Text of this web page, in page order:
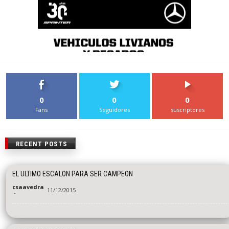
0
Fans
0
Seguidores
0
suscriptores
RECENT POSTS
EL ULTIMO ESCALON PARA SER CAMPEON
csaavedra
- 11/12/2015